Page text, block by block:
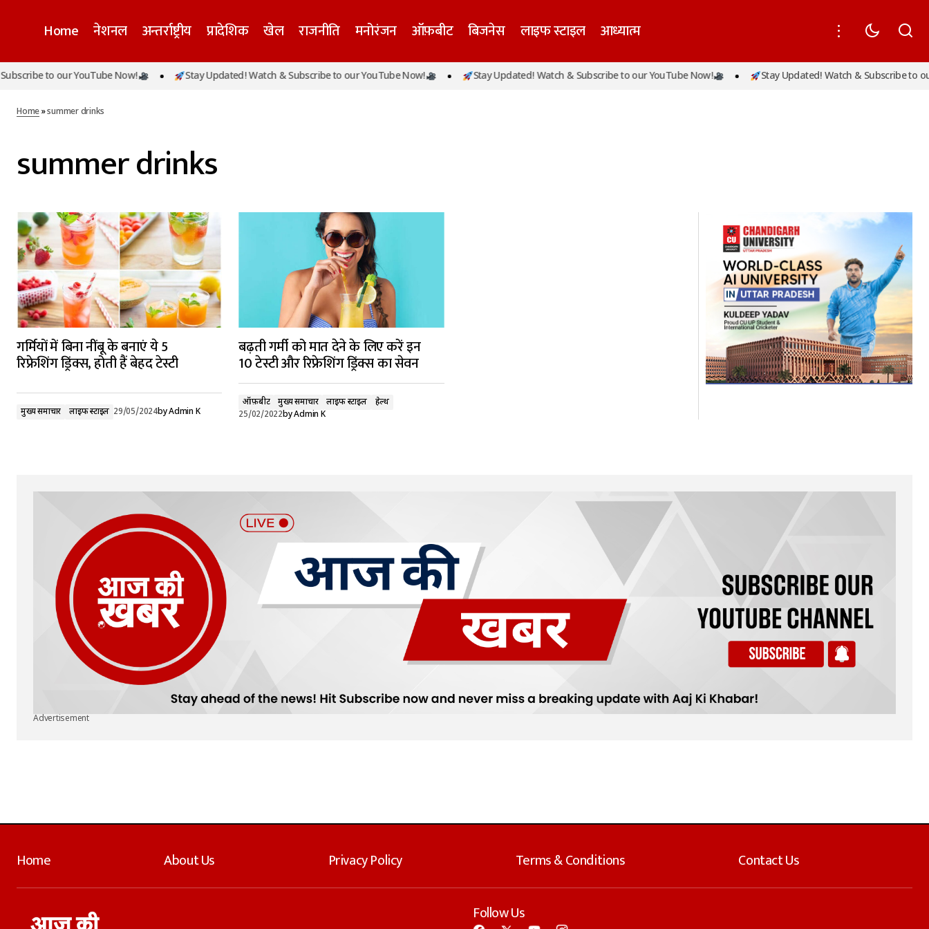
Home नेशनल अन्तर्राष्ट्रीय प्रादेशिक खेल राजनीति मनोरंजन ऑफ़बीट बिजनेस लाइफ स्टाइल आध्यात्म
to our YouTube Now! Stay Updated! Watch & Subscribe to our YouTube Now! Stay Updated! Watch & Subscribe to our YouTube Now! Stay Updated! Watch & Subscribe to our
Home»summer drinks
summer drinks
गर्मियों में बिना नींबू के बनाएं ये 5
रिफ्रेशिंग ड्रिंक्स, होती हैं बेहद टेस्टी
मुख्य समाचार लाइफ स्टाइल 29/05/2024byAdmin K
बढ़ती गर्मी को मात देने के लिए करें इन
10 टेस्टी और रिफ्रेशिंग ड्रिंक्स का सेवन
ऑफ़बीट मुख्य समाचार लाइफ स्टाइल
हेल्थ
25/02/2022byAdmin K
Advertisement
Home About Us Privacy Policy Terms & Conditions Contact Us
Follow Us